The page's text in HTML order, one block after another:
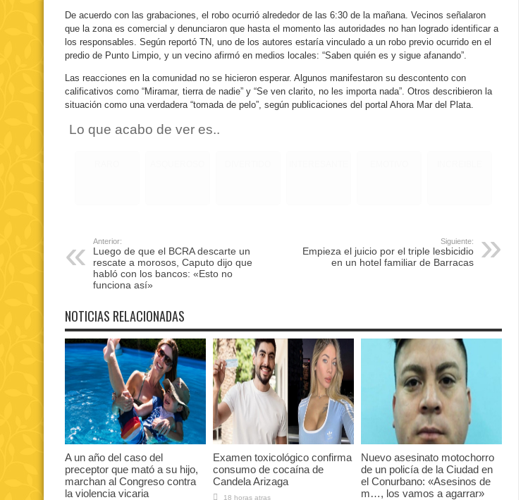
De acuerdo con las grabaciones, el robo ocurrió alrededor de las 6:30 de la mañana. Vecinos señalaron
que la zona es comercial y denunciaron que hasta el momento las autoridades no han logrado identificar a
los responsables. Según reportó TN, uno de los autores estaría vinculado a un robo previo ocurrido en el
predio de Punto Limpio, y un vecino afirmó en medios locales: “Saben quién es y sigue afanando”.
Las reacciones en la comunidad no se hicieron esperar. Algunos manifestaron su descontento con
calificativos como “Miramar, tierra de nadie” y “Se ven clarito, no les importa nada”. Otros describieron la
situación como una verdadera “tomada de pelo”, según publicaciones del portal Ahora Mar del Plata.
Lo que acabo de ver es..
Anterior:
Luego de que el BCRA descarte un
rescate a morosos, Caputo dijo que
habló con los bancos: «Esto no
funciona así»
Siguiente:
Empieza el juicio por el triple lesbicidio
en un hotel familiar de Barracas
NOTICIAS RELACIONADAS
A un año del caso del
preceptor que mató a su hijo,
marchan al Congreso contra
la violencia vicaria
Examen toxicológico confirma
consumo de cocaína de
Candela Arizaga
18 horas atras
Nuevo asesinato motochorro
de un policía de la Ciudad en
el Conurbano: «Asesinos de
m…, los vamos a agarrar»